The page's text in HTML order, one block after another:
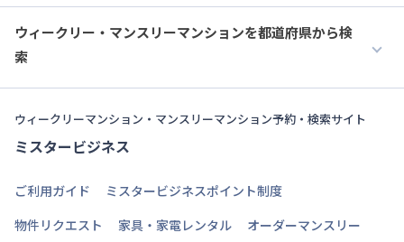
ウィークリー・マンスリーマンションを都道府県から検
索
ウィークリーマンション・マンスリーマンション予約・検索サイト
ミスタービジネス
ご利用ガイド
ミスタービジネスポイント制度
物件リクエスト
家具・家電レンタル オーダーマンスリー